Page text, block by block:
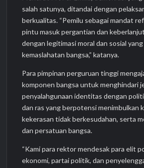
salah satunya, ditandai dengan
berkualitas. “Pemilu sebagai mandat
pintu masuk pergantian dan
dengan legitimasi moral dan sosial
kemaslahatan bangsa,” katanya.
Para pimpinan perguruan tinggi
komponen bangsa untuk menghindari
penyalahgunaan identitas dengan
dan ras yang berpotensi menimbulkan
kekerasan tidak berkesudahan, serta
dan persatuan bangsa.
“Kami para rektor mendesak para elit
ekonomi, partai politik, dan